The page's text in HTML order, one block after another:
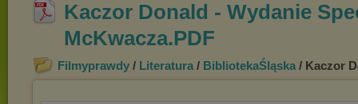
Kaczor Donald - Wydanie
McKwacza.PDF
Filmyprawdy / Literatura / BibliotekaŚląska / Kaczor